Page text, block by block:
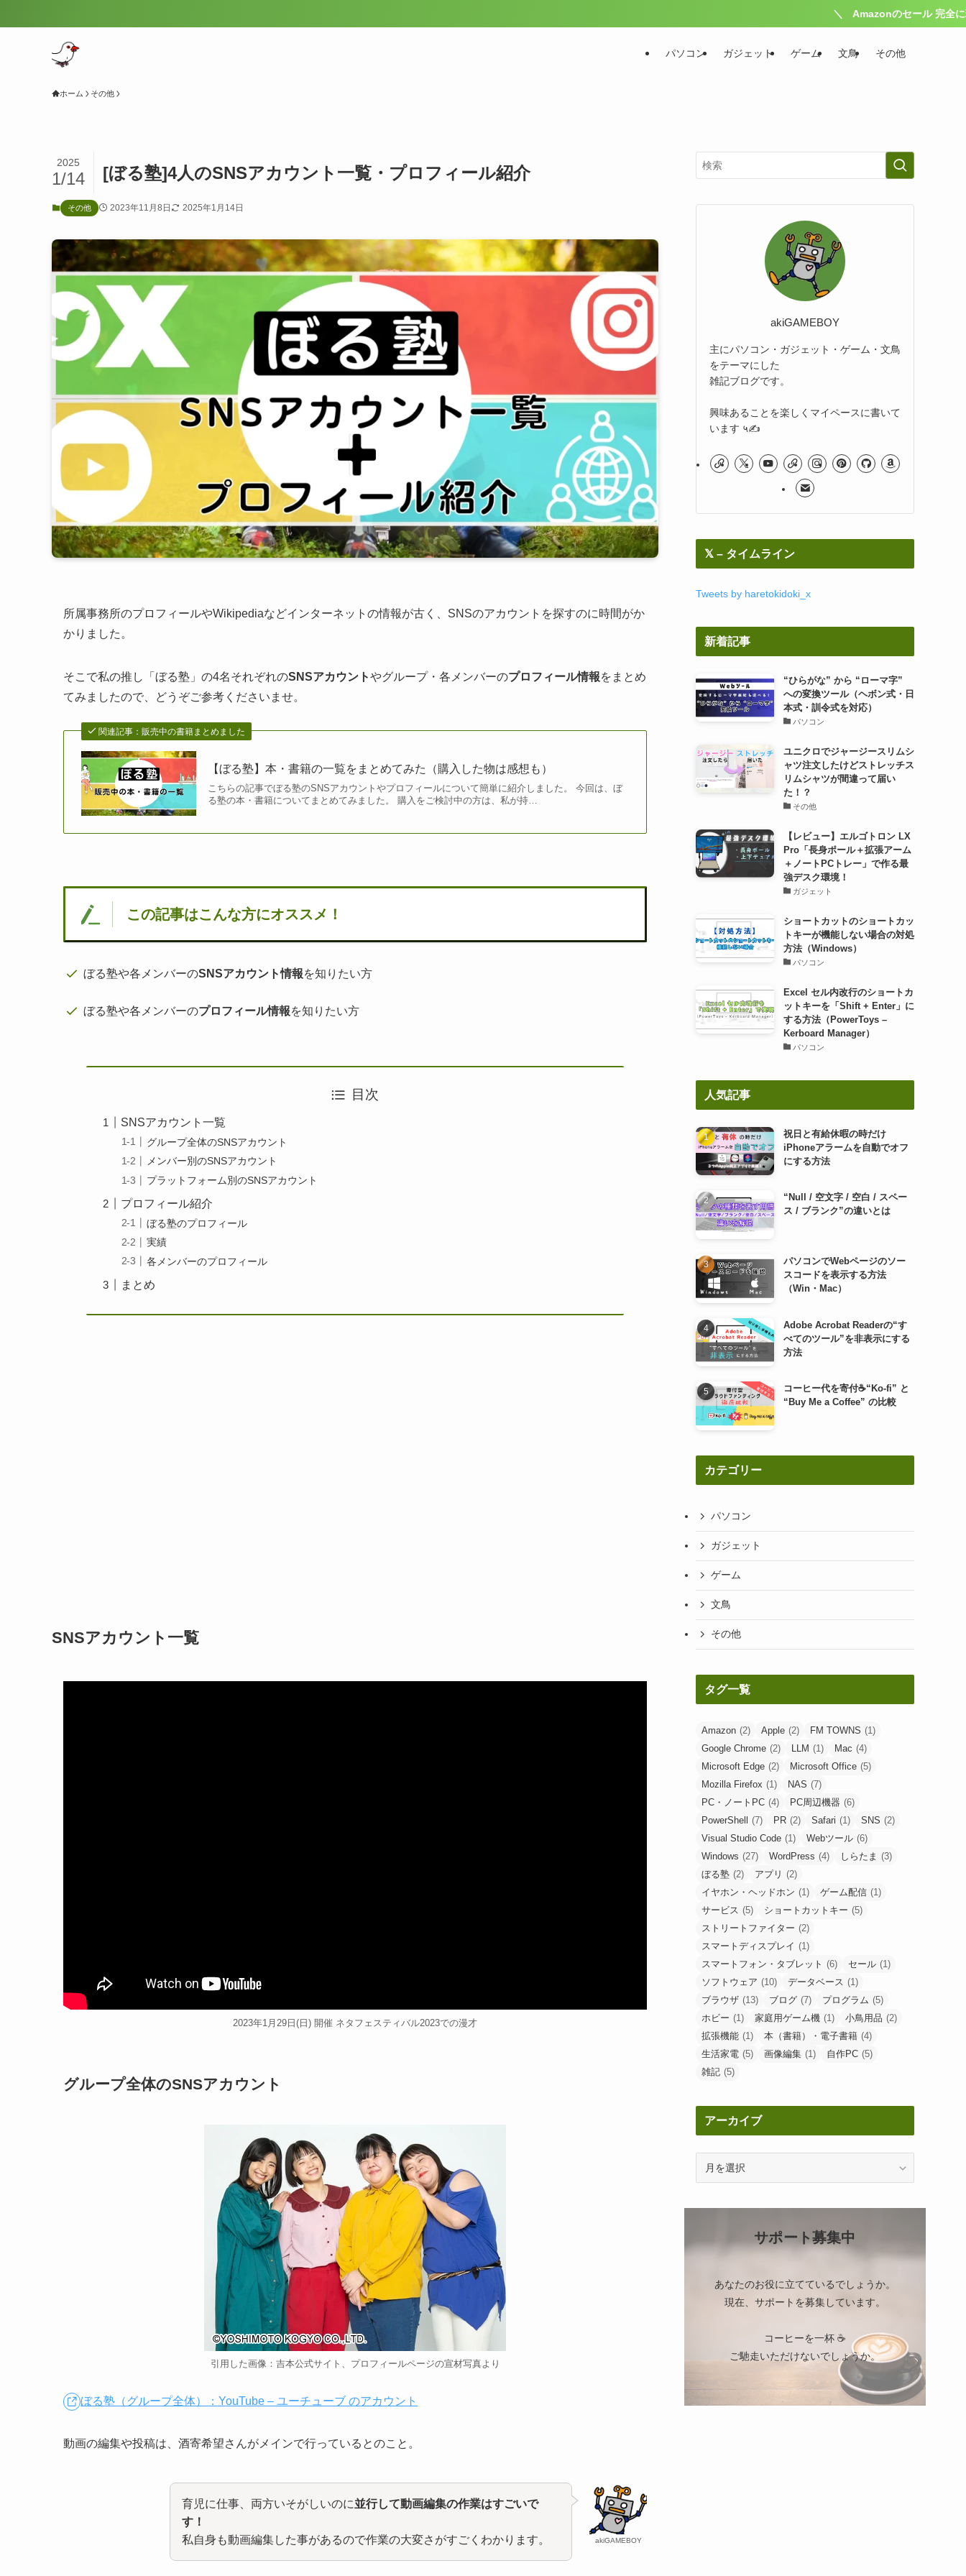
＼ Amazonのセール 完全に理解した ／
パソコン ガジェット ゲーム 文鳥 その他
ホーム その他
[ぼる塾]4人のSNSアカウント一覧・プロフィール紹介
2025
1/14
その他 2023年11月8日 2025年1月14日
所属事務所のプロフィールやWikipediaなどインターネットの情報が古く、SNSのアカウントを探すのに時間がか
かりました。
そこで私の推し「ぼる塾」の4名それぞれのSNSアカウントやグループ・各メンバーのプロフィール情報をまとめ
てみましたので、どうぞご参考くださいませ。
関連記事：販売中の書籍まとめました
【ぼる塾】本・書籍の一覧をまとめてみた（購入した物は感想も）
こちらの記事でぼる塾のSNSアカウントやプロフィールについて簡単に紹介しました。 今回は、ぼ
る塾の本・書籍についてまとめてみました。 購入をご検討中の方は、私が持…
この記事はこんな方にオススメ！
ぼる塾や各メンバーのSNSアカウント情報を知りたい方
ぼる塾や各メンバーのプロフィール情報を知りたい方
目次
SNSアカウント一覧
グループ全体のSNSアカウント
メンバー別のSNSアカウント
プラットフォーム別のSNSアカウント
プロフィール紹介
ぼる塾のプロフィール
実績
各メンバーのプロフィール
まとめ
SNSアカウント一覧
2023年1月29日(日) 開催 ネタフェスティバル2023での漫才
グループ全体のSNSアカウント
引用した画像：吉本公式サイト、プロフィールページの宣材写真より
ぼる塾（グループ全体）：YouTube – ユーチューブ のアカウント
動画の編集や投稿は、酒寄希望さんがメインで行っているとのこと。
akiGAMEBOY
育児に仕事、両方いそがしいのに並行して動画編集の作業はすごいで
す！
私自身も動画編集した事があるので作業の大変さがすごくわかります。
akiGAMEBOY
主にパソコン・ガジェット・ゲーム・文鳥
をテーマにした
雑記ブログです。
興味あることを楽しくマイペースに書いて
います ५✍
𝕏 – タイムライン
Tweets by haretokidoki_x
新着記事
“ひらがな” から “ローマ字”
への変換ツール（ヘボン式・日
本式・訓令式を対応）
パソコン
ユニクロでジャージースリムシ
ャツ注文したけどストレッチス
リムシャツが間違って届い
た！？
その他
【レビュー】エルゴトロン LX
Pro「長身ポール＋拡張アーム
＋ノートPCトレー」で作る最
強デスク環境！
ガジェット
ショートカットのショートカッ
トキーが機能しない場合の対処
方法（Windows）
パソコン
Excel セル内改行のショートカ
ットキーを「Shift + Enter」に
する方法（PowerToys –
Kerboard Manager）
パソコン
人気記事
祝日と有給休暇の時だけ
iPhoneアラームを自動でオフ
にする方法
“Null / 空文字 / 空白 / スペー
ス / ブランク”の違いとは
パソコンでWebページのソー
スコードを表示する方法
（Win・Mac）
Adobe Acrobat Readerの“す
べてのツール”を非表示にする
方法
コーヒー代を寄付☕“Ko-fi” と
“Buy Me a Coffee” の比較
カテゴリー
パソコン
ガジェット
ゲーム
文鳥
その他
タグ一覧
Amazon (2) Apple (2) FM TOWNS (1)
Google Chrome (2) LLM (1) Mac (4)
Microsoft Edge (2) Microsoft Office (5)
Mozilla Firefox (1) NAS (7)
PC・ノートPC (4) PC周辺機器 (6)
PowerShell
(7) PR (2) Safari (1) SNS (2)
Visual Studio Code (1) Webツール (6)
Windows (27) WordPress (4) しらたま (3)
ぼる塾 (2) アプリ (2)
イヤホン・ヘッドホン (1) ゲーム配信 (1)
サービス (5) ショートカットキー (5)
ストリートファイター (2)
スマートディスプレイ (1)
スマートフォン・タブレット (6) セール (1)
ソフトウェア (10) データベース (1)
ブラウザ (13) ブログ (7) プログラム (5)
ホビー (1) 家庭用ゲーム機 (1) 小鳥用品 (2)
拡張機能 (1) 本（書籍）・電子書籍 (4)
生活家電 (5) 画像編集 (1) 自作PC (5)
雑記 (5)
アーカイブ
イ
サポート募集中
あなたのお役に立てているでしょうか。
現在、サポートを募集しています。
コーヒーを一杯 ☕
ご馳走いただけないでしょうか。